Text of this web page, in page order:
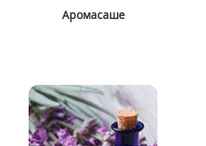
Аромасаше